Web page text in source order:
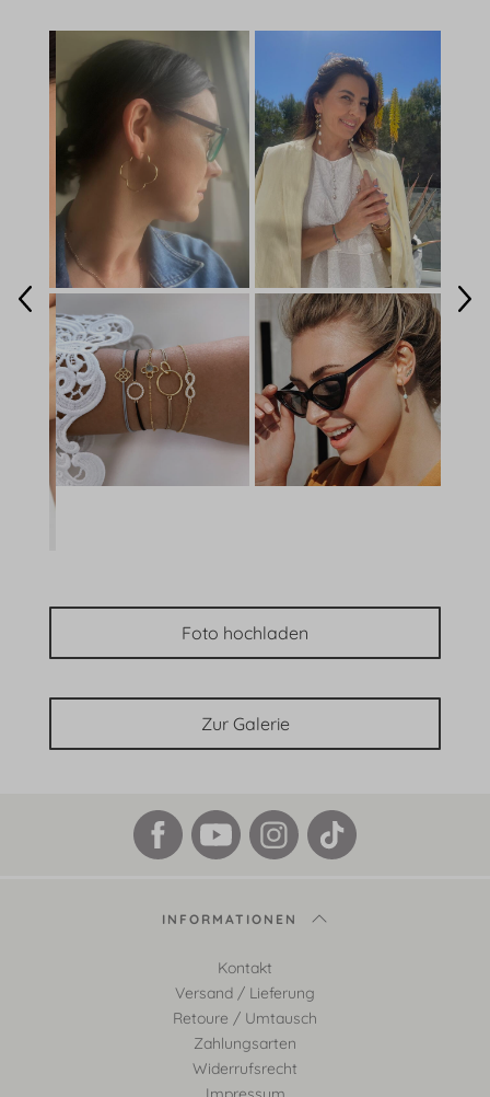
Foto hochladen
Zur Galerie
INFORMATIONEN
Kontakt
Versand / Lieferung
Retoure / Umtausch
Zahlungsarten
Widerrufsrecht